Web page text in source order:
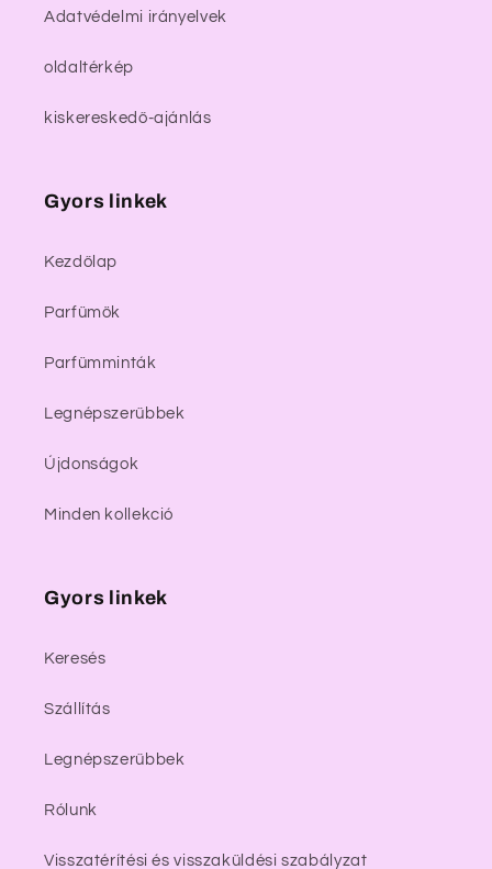
Adatvédelmi irányelvek
oldaltérkép
kiskereskedő-ajánlás
Gyors linkek
Kezdőlap
Parfümök
Parfümminták
Legnépszerűbbek
Újdonságok
Minden kollekció
Gyors linkek
Keresés
Szállítás
Legnépszerűbbek
Rólunk
Visszatérítési és visszaküldési szabályzat